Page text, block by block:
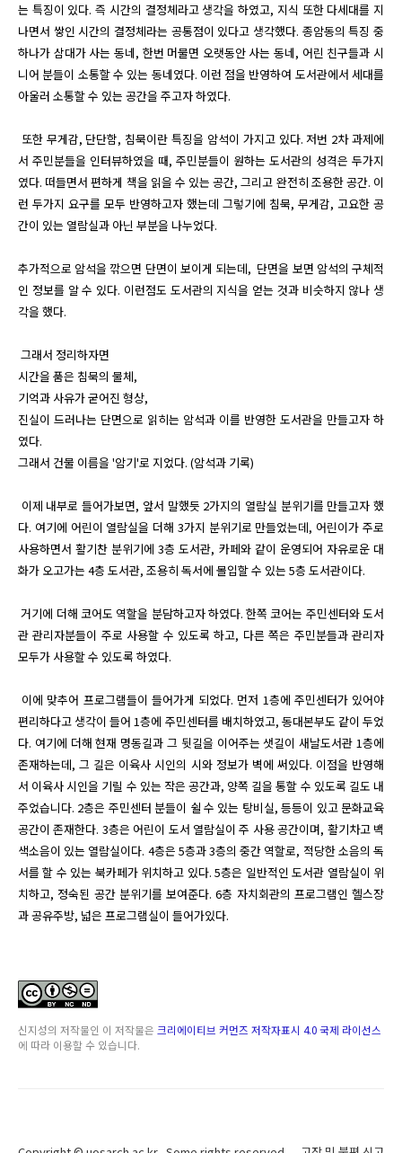
는 특징이 있다. 즉 시간의 결정체라고 생각을 하였고, 지식 또한 다세대를 지
나면서 쌓인 시간의 결정체라는 공통점이 있다고 생각했다. 종암동의 특징 중
하나가 삼대가 사는 동네, 한번 머물면 오랫동안 사는 동네, 어린 친구들과 시
니어 분들이 소통할 수 있는 동네였다. 이런 점을 반영하여 도서관에서 세대를
아울러 소통할 수 있는 공간을 주고자 하였다.
서 주민분들을 인터뷰하였을 때, 주민분들이 원하는 도서관의 성격은 두가지
였다. 떠들면서 편하게 책을 읽을 수 있는 공간, 그리고 완전히 조용한 공간. 이
런 두가지 요구를 모두 반영하고자 했는데 그렇기에 침묵, 무게감, 고요한 공
간이 있는 열람실과 아닌 부분을 나누었다.
추가적으로 암석을 깎으면 단면이 보이게 되는데,  단면을 보면 암석의 구체적
인 정보를 알 수 있다. 이런점도 도서관의 지식을 얻는 것과 비슷하지 않나 생
각을 했다.
시간을 품은 침묵의 물체,
기억과 사유가 굳어진 형상,
진실이 드러나는 단면으로 읽히는 암석과 이를 반영한 도서관을 만들고자 하
였다.
그래서 건물 이름을 '암기'로 지었다. (암석과 기록)
다. 여기에 어린이 열람실을 더해 3가지 분위기로 만들었는데, 어린이가 주로
사용하면서 활기찬 분위기에 3층 도서관, 카페와 같이 운영되어 자유로운 대
화가 오고가는 4층 도서관, 조용히 독서에 몰입할 수 있는 5층 도서관이다.
거기에 더해 코어도 역할을 분담하고자 하였다. 한쪽 코어는 주민센터와 도서
관 관리자분들이 주로 사용할 수 있도록 하고, 다른 쪽은 주민분들과 관리자
모두가 사용할 수 있도록 하였다.
편리하다고 생각이 들어 1층에 주민센터를 배치하였고, 동대본부도 같이 두었
다. 여기에 더해 현재 명동길과 그 뒷길을 이어주는 샛길이 새날도서관 1층에
존재하는데, 그 길은 이육사 시인의 시와 정보가 벽에 써있다. 이점을 반영해
서 이육사 시인을 기릴 수 있는 작은 공간과, 양쪽 길을 통할 수 있도록 길도 내
주었습니다. 2층은 주민센터 분들이 쉴 수 있는 탕비실, 등등이 있고 문화교육
공간이 존재한다. 3층은 어린이 도서 열람실이 주 사용 공간이며, 활기차고 백
색소음이 있는 열람실이다. 4층은 5층과 3층의 중간 역할로, 적당한 소음의 독
서를 할 수 있는 북카페가 위치하고 있다. 5층은 일반적인 도서관 열람실이 위
치하고, 정숙된 공간 분위기를 보여준다. 6층 자치회관의 프로그램인 헬스장
과 공유주방, 넓은 프로그램실이 들어가있다.
신지성의 저작물인 이 저작물은 크리에이티브 커먼즈 저작자표시 4.0 국제 라이선스
에 따라 이용할 수 있습니다.